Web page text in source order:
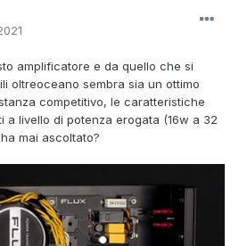
amplificatore e da quello che si
oltreoceano sembra sia un ottimo
competitivo, le caratteristiche
a livello di potenza erogata (16w a 32
mai ascoltato?